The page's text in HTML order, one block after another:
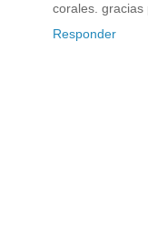
corales. gracias
Responder